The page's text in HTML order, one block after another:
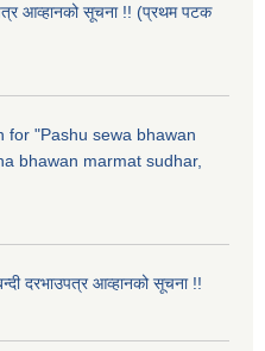
आव्हानको सूचना !! (प्रथम पटक
for "Pashu sewa bhawan
bhawan marmat sudhar,
दरभाउपत्र आव्हानको सूचना !!